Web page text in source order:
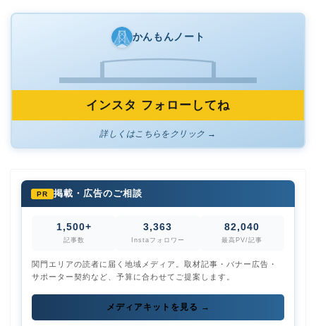
かんもんノート
インスタ フォローしてね
詳しくはこちらをクリック →
PR 掲載・広告のご相談
1,500+
記事数
3,363
Instaフォロワー
82,040
最高PV/記事
関門エリアの読者に届く地域メディア。取材記事・バナー広告・
サポーター契約など、予算に合わせてご提案します。
メディアキットを見る →